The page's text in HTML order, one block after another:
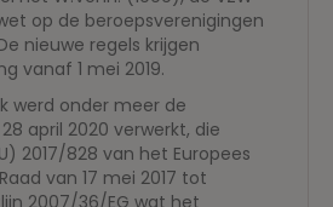
op de beroepsverenigingen
nieuwe regels krijgen
vanaf 1 mei 2019.
werd onder meer de
april 2020 verwerkt, die
2017/828 van het Europees
van 17 mei 2017 tot